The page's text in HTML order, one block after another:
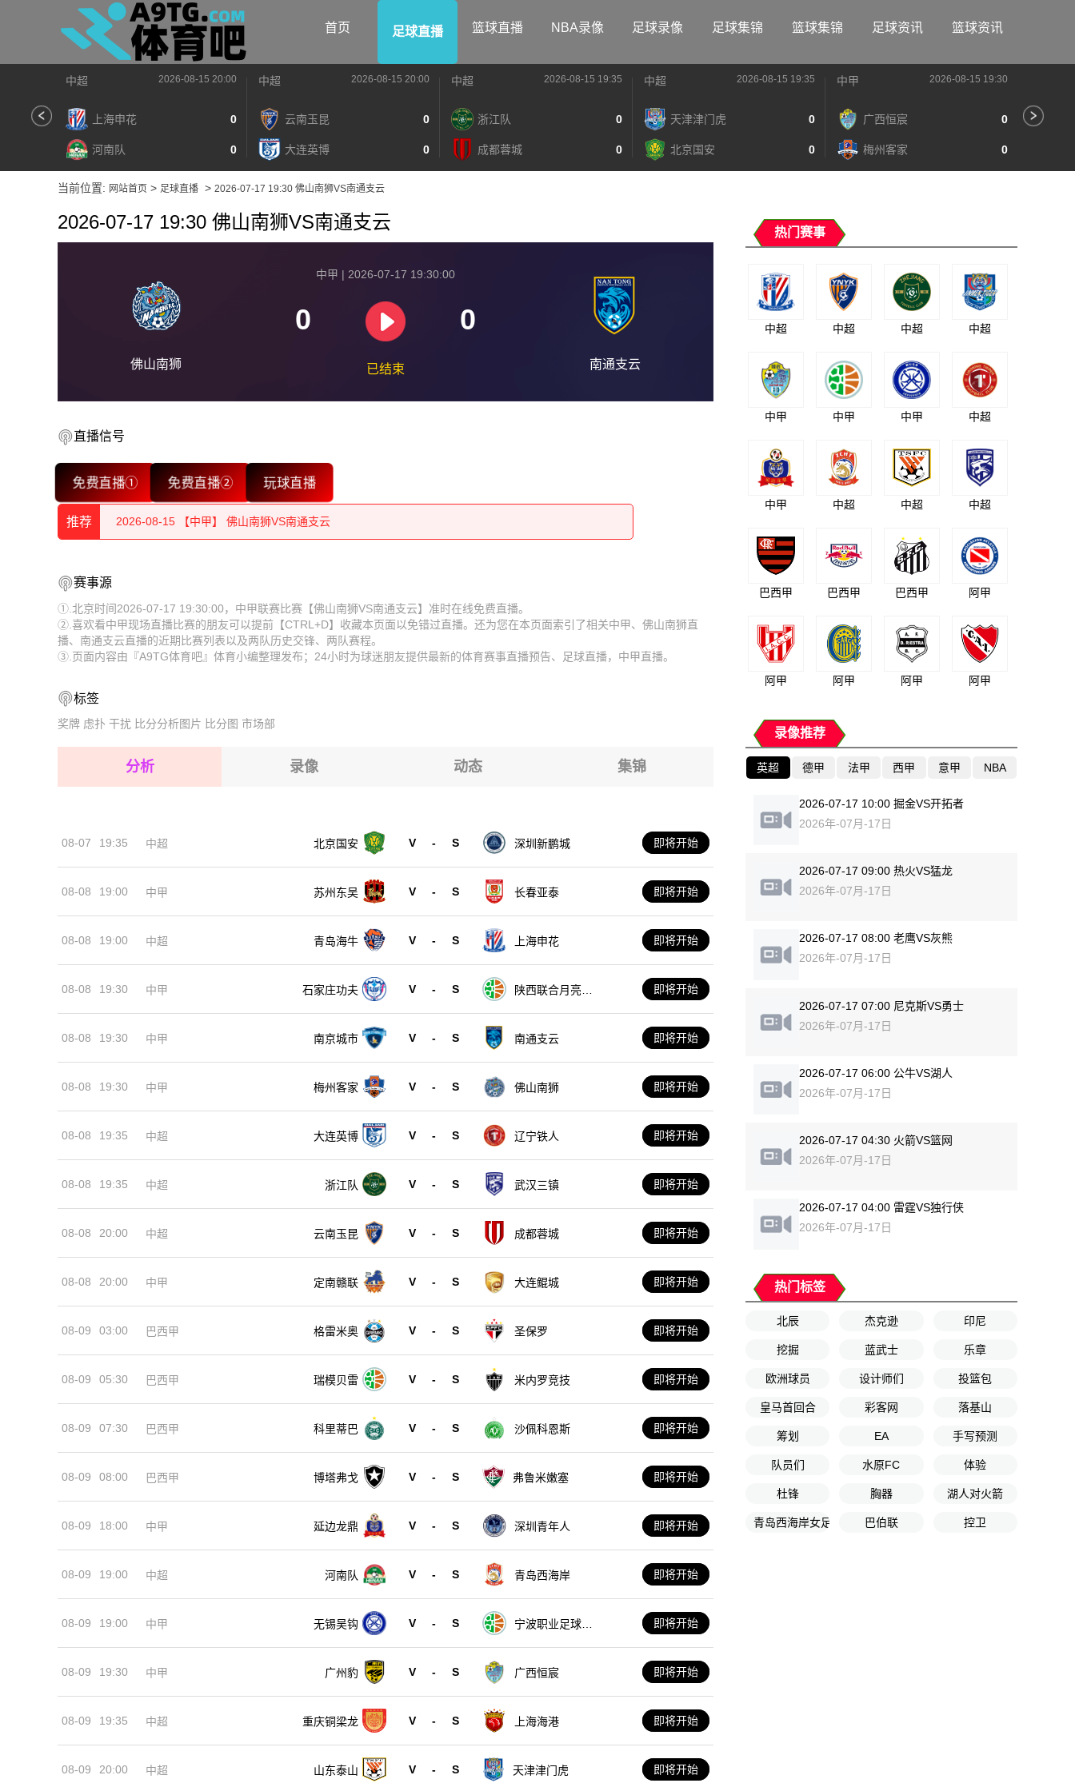
首页 足球直播 篮球直播 NBA录像 足球录像 足球集锦 篮球集锦 足球资讯 篮球资讯
中超 2026-08-15 20:00
上海申花 0
河南队 0
中超 2026-08-15 20:00
云南玉昆 0
大连英博 0
中超 2026-08-15 19:35
浙江队 0
成都蓉城 0
中超 2026-08-15 19:35
天津津门虎 0
北京国安 0
中甲 2026-08-15 19:30
广西恒宸 0
梅州客家 0
当前位置: 网站首页 > 足球直播 > 2026-07-17 19:30 佛山南狮VS南通支云
2026-07-17 19:30 佛山南狮VS南通支云
佛山南狮
中甲 | 2026-07-17 19:30:00
0 0
已结束 南通支云
直播信号
免费直播① 免费直播② 玩球直播
推荐
2026-08-15 【中甲】 佛山南狮VS南通支云
2026-08-15 【中甲】 佛山南狮VS南通支云
2026-08-15 【中甲】 佛山南狮VS南通支云
2026-08-15 【中甲】 佛山南狮VS南通支云
2026-08-15 【中甲】 佛山南狮VS南通支云
2026-08-15 【中甲】 佛山南狮VS南通支云
2026-08-15 【中甲】 佛山南狮VS南通支云
2026-08-15 【中甲】 佛山南狮VS南通支云
2026-08-15 【中甲】 佛山南狮VS南通支云
2026-08-14 【中甲】 佛山南狮VS南通支云
赛事源
①.北京时间2026-07-17 19:30:00，中甲联赛比赛【佛山南狮VS南通支云】准时在线免费直播。
②.喜欢看中甲现场直播比赛的朋友可以提前【CTRL+D】收藏本页面以免错过直播。还为您在本页面索引了相关中甲、佛山南狮直
播、南通支云直播的近期比赛列表以及两队历史交锋、两队赛程。
③.页面内容由『A9TG体育吧』体育小编整理发布；24小时为球迷朋友提供最新的体育赛事直播预告、足球直播，中甲直播。
标签
奖牌 虑扑 干扰 比分分析图片 比分图 市场部
分析 录像 动态 集锦
08-07 19:35 中超 北京国安 V - S 深圳新鹏城 即将开始
08-08 19:00 中甲 苏州东吴 V - S 长春亚泰 即将开始
08-08 19:00 中超 青岛海牛 V - S 上海申花 即将开始
08-08 19:30 中甲 石家庄功夫 V - S
陕西联合月亮泊
即将开始
08-08 19:30 中甲 南京城市 V - S 南通支云 即将开始
08-08 19:30 中甲 梅州客家 V - S 佛山南狮 即将开始
08-08 19:35 中超 大连英博 V - S 辽宁铁人 即将开始
08-08 19:35 中超 浙江队 V - S 武汉三镇 即将开始
08-08 20:00 中超 云南玉昆 V - S 成都蓉城 即将开始
08-08 20:00 中甲 定南赣联 V - S 大连鲲城 即将开始
08-09 03:00 巴西甲 格雷米奥 V - S 圣保罗 即将开始
08-09 05:30 巴西甲 瑞模贝雷 V - S 米内罗竞技 即将开始
08-09 07:30 巴西甲 科里蒂巴 V - S 沙佩科恩斯 即将开始
08-09 08:00 巴西甲 博塔弗戈 V - S 弗鲁米嫩塞 即将开始
08-09 18:00 中甲 延边龙鼎 V - S 深圳青年人 即将开始
08-09 19:00 中超 河南队 V - S 青岛西海岸 即将开始
08-09 19:00 中甲 无锡吴钩 V - S
宁波职业足球俱
即将开始
08-09 19:30 中甲 广州豹 V - S 广西恒宸 即将开始
08-09 19:35 中超 重庆铜梁龙 V - S 上海海港 即将开始
08-09 20:00 中超 山东泰山 V - S 天津津门虎 即将开始
热门赛事
中超 中超 中超 中超
中甲 中甲 中甲 中超
中甲 中超 中超 中超
巴西甲 巴西甲 巴西甲 阿甲
阿甲 阿甲 阿甲 阿甲
录像推荐
英超 德甲 法甲 西甲 意甲 NBA
2026-07-17 10:00 掘金VS开拓者
2026年-07月-17日
2026-07-17 09:00 热火VS猛龙
2026年-07月-17日
2026-07-17 08:00 老鹰VS灰熊
2026年-07月-17日
2026-07-17 07:00 尼克斯VS勇士
2026年-07月-17日
2026-07-17 06:00 公牛VS湖人
2026年-07月-17日
2026-07-17 04:30 火箭VS篮网
2026年-07月-17日
2026-07-17 04:00 雷霆VS独行侠
2026年-07月-17日
热门标签
北辰 杰克逊 印尼
挖掘 蓝武士 乐章
欧洲球员 设计师们 投篮包
皇马首回合 彩客网 落基山
筹划 EA 手写预测
队员们 水原FC 体验
杜锋 胸器 湖人对火箭
青岛西海岸女足 巴伯联 控卫